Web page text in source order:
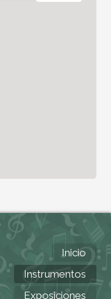
Inicio
Instrumentos
Exposiciones